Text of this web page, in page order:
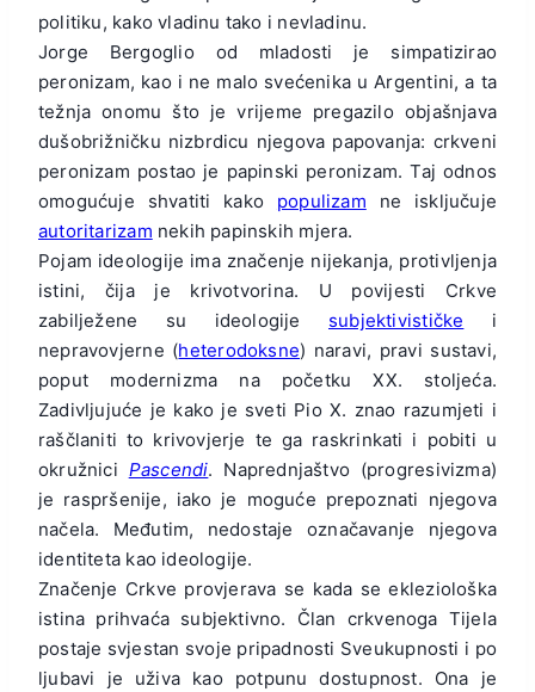
politiku, kako vladinu tako i nevladinu.
Jorge Bergoglio od mladosti je simpatizirao
peronizam, kao i ne malo svećenika u Argentini, a ta
težnja onomu što je vrijeme pregazilo objašnjava
dušobrižničku nizbrdicu njegova papovanja: crkveni
peronizam postao je papinski peronizam. Taj odnos
omogućuje shvatiti kako populizam ne isključuje
autoritarizam nekih papinskih mjera.
Pojam ideologije ima značenje nijekanja, protivljenja
istini, čija je krivotvorina. U povijesti Crkve
zabilježene su ideologije subjektivističke i
nepravovjerne (heterodoksne) naravi, pravi sustavi,
poput modernizma na početku XX. stoljeća.
Zadivljujuće je kako je sveti Pio X. znao razumjeti i
raščlaniti to krivovjerje te ga raskrinkati i pobiti u
okružnici Pascendi. Naprednjaštvo (progresivizma)
je raspršenije, iako je moguće prepoznati njegova
načela. Međutim, nedostaje označavanje njegova
identiteta kao ideologije.
Značenje Crkve provjerava se kada se ekleziološka
istina prihvaća subjektivno. Član crkvenoga Tijela
postaje svjestan svoje pripadnosti Sveukupnosti i po
ljubavi je uživa kao potpunu dostupnost. Ona je